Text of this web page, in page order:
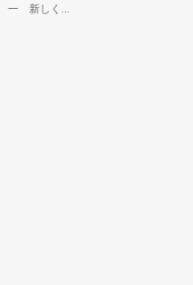
一 新しく...